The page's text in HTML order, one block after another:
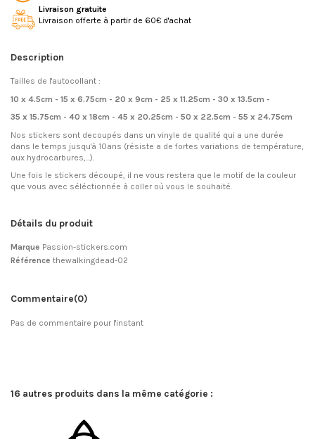
Livraison gratuite
Livraison offerte à partir de 60€ d'achat
Description
Tailles de l'autocollant :
10 x 4.5cm - 15 x 6.75cm - 20 x 9cm - 25 x 11.25cm - 30 x 13.5cm -
35 x 15.75cm - 40 x 18cm - 45 x 20.25cm - 50 x 22.5cm - 55 x 24.75cm
Nos stickers sont decoupés dans un vinyle de qualité qui a une durée
dans le temps jusqu'à 10ans (résiste a de fortes variations de température,
aux hydrocarbures,...).
Une fois le stickers découpé, il ne vous restera que le motif de la couleur
que vous avec séléctionnée à coller où vous le souhaité.
Détails du produit
Marque Passion-stickers.com
Référence thewalkingdead-02
Commentaire(0)
Pas de commentaire pour l'instant
16 autres produits dans la même catégorie :